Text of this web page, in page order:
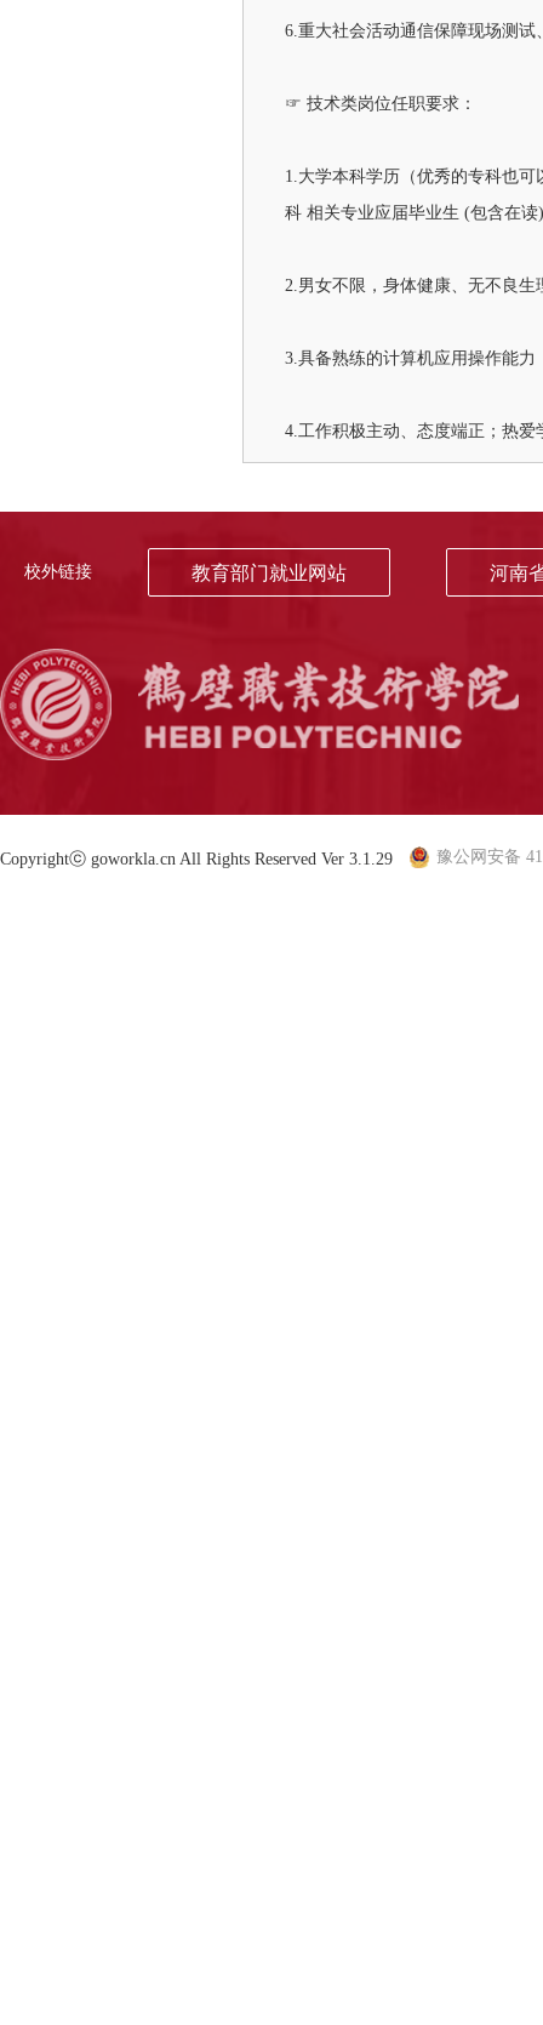
6.重大社会活动通信保障现场测
☞ 技术类岗位任职要求：
1.大学本科学历（优秀的专科也
科 相关专业应届毕业生 (包含在
2.男女不限，身体健康、无不良
3.具备熟练的计算机应用操作能力
4.工作积极主动、态度端正；热
校外链接 教育部门就业网站 河南
Copyrightⓒ goworkla.cn All Rights Reserved Ver 3.1.29 豫公网安备